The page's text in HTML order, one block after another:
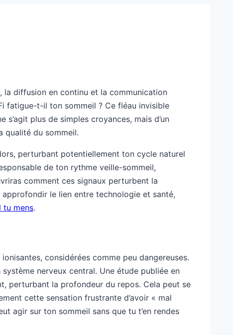
la diffusion en continu et la communication
fatigue-t-il ton sommeil ? Ce fléau invisible
plus de simples croyances, mais d’un
qualité du sommeil.
perturbant potentiellement ton cycle naturel
de ton rythme veille-sommeil,
comment ces signaux perturbent la
le lien entre technologie et santé,
tu mens.
considérées comme peu dangereuses.
nerveux central. Une étude publiée en
perturbant la profondeur du repos. Cela peut se
cette sensation frustrante d’avoir « mal
agir sur ton sommeil sans que tu t’en rendes